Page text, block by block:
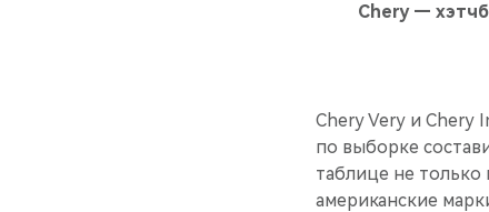
Chery —
Chery Very и Chery
по выборке
таблице не
американские